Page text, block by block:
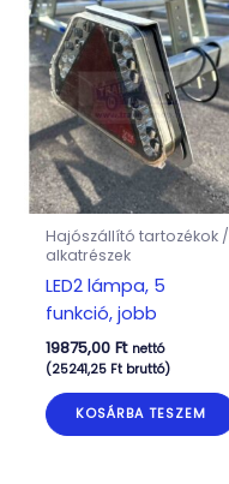
Hajószállító tartozékok /
alkatrészek
LED2 lámpa, 5
funkció, jobb
19875,00 Ft nettó
(25241,25 Ftbruttó)
KOSÁRBA TESZEM